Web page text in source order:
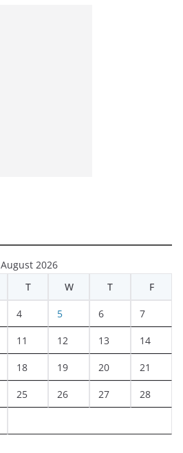
August 2026
T W T F
4 5 6 7
11 12 13 14
18 19 20 21
25 26 27 28